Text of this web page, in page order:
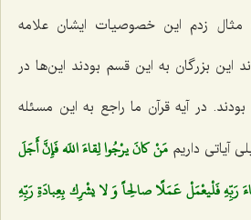
زدم این خصوصیات ایشان علامه
این بزرگان به این قسم بودند این‌ها در
بودند. در آیه قرآن ما راجع به این مسئله
آیاتی داریم‌ مَنْ كانَ يرْجُوا لِقاءَ اللَه فَإِنَّ أَجَلَ
رَبِّهِ فَلْيعْمَلْ عَمَلًا صالِحاً وَ لا يشْرِك بِعِبادَةِ رَبِّهِ